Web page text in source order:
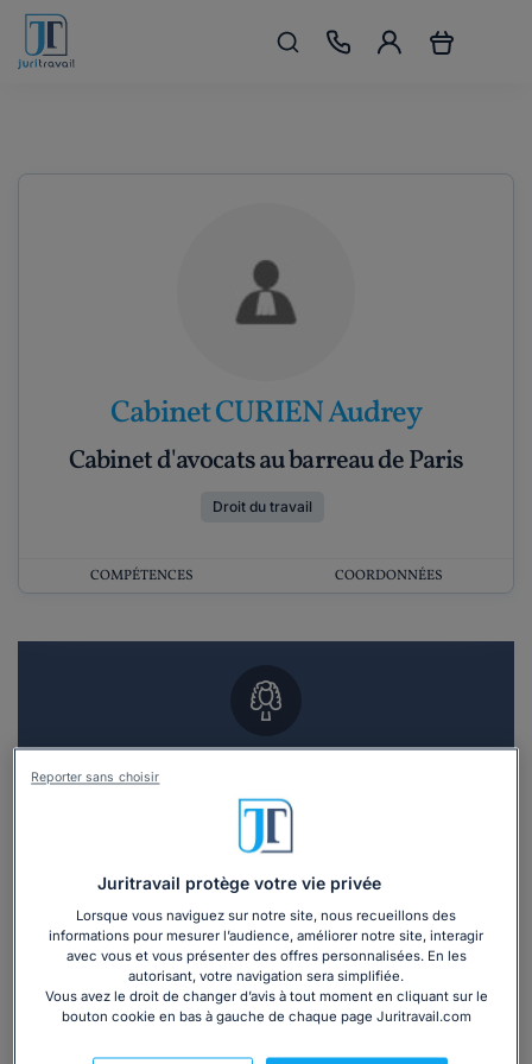
Cabinet CURIEN Audrey
Cabinet d'avocats au barreau de Paris
Droit du travail
COMPÉTENCES COORDONNÉES
Vous souhaitez un RDV en cabinet avec un
avocat ?
Recevoir des devis d'avocats
3 devis en 48h
Juritravail protège votre vie privée
Lorsque vous naviguez sur notre site, nous recueillons des
informations pour mesurer l’audience, améliorer notre site, interagir
avec vous et vous présenter des offres personnalisées. En les
autorisant, votre navigation sera simplifiée.
Vous avez le droit de changer d’avis à tout moment en cliquant sur le
bouton cookie en bas à gauche de chaque page Juritravail.com
Reporter sans choisir